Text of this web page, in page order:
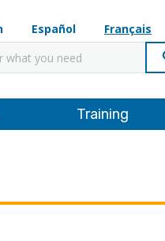
Español Français
Training